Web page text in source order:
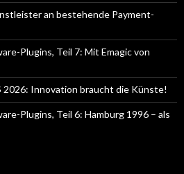
an bestehende Payment-
Plugins, Teil 7: Mit Emagic von
2026: Innovation braucht die Künste!
Plugins, Teil 6: Hamburg 1996 – als